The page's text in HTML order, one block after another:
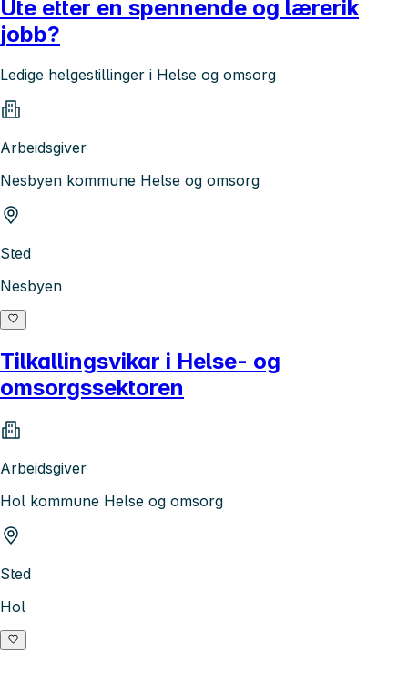
Ute etter en spennende og lærerik
jobb?
Ledige helgestillinger i Helse og omsorg
Arbeidsgiver
Nesbyen kommune Helse og omsorg
Sted
Nesbyen
Tilkallingsvikar i Helse- og
omsorgssektoren
Arbeidsgiver
Hol kommune Helse og omsorg
Sted
Hol